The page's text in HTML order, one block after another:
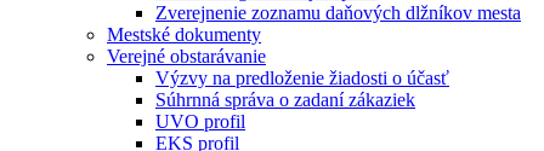
Zverejnenie zoznamu daňových dlžníkov mesta
Mestské dokumenty
Verejné obstarávanie
Výzvy na predloženie žiadosti o účasť
Súhrnná správa o zadaní zákaziek
UVO profil
EKS profil